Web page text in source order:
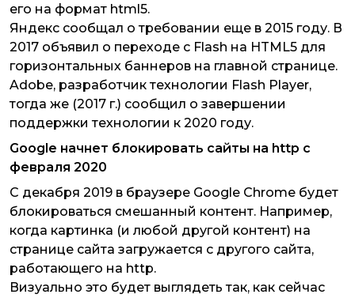
его на формат html5.
Яндекс сообщал о требовании еще в 2015 году. В
2017 объявил о переходе с Flash на HTML5 для
горизонтальных баннеров на главной странице.
Adobe, разработчик технологии Flash Player,
тогда же (2017 г.) сообщил о завершении
поддержки технологии к 2020 году.
Google начнет блокировать сайты на http с
февраля 2020
С декабря 2019 в браузере Google Chrome будет
блокироваться смешанный контент. Например,
когда картинка (и любой другой контент) на
странице сайта загружается с другого сайта,
работающего на http.
Визуально это будет выглядеть так, как сейчас